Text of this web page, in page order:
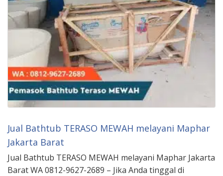
Jual Bathtub TERASO MEWAH melayani Maphar
Jakarta Barat
Jual Bathtub TERASO MEWAH melayani Maphar Jakarta
Barat WA 0812-9627-2689 – Jika Anda tinggal di